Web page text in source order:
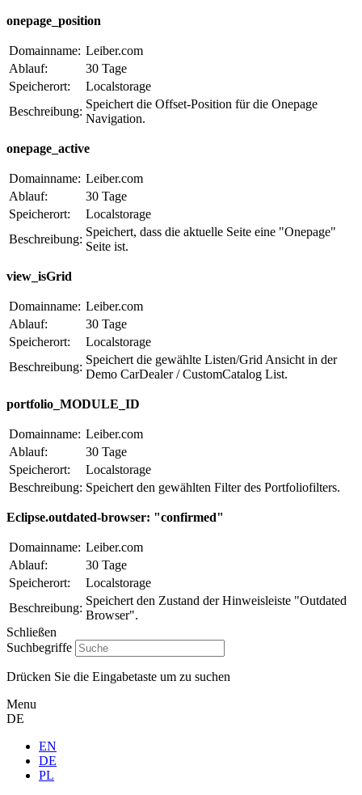
onepage_position
Domainname: Leiber.com
Ablauf:
30 Tage
Speicherort:
Localstorage
Beschreibung:
Speichert die Offset-Position für die Onepage
Navigation.
onepage_active
Domainname: Leiber.com
Ablauf:
30 Tage
Speicherort:
Localstorage
Beschreibung:
Speichert, dass die aktuelle Seite eine "Onepage"
Seite ist.
view_isGrid
Domainname: Leiber.com
Ablauf:
30 Tage
Speicherort:
Localstorage
Beschreibung:
Speichert die gewählte Listen/Grid Ansicht in der
Demo CarDealer / CustomCatalog List.
portfolio_MODULE_ID
Domainname: Leiber.com
Ablauf:
30 Tage
Speicherort:
Localstorage
Beschreibung: Speichert den gewählten Filter des Portfoliofilters.
Eclipse.outdated-browser: "confirmed"
Domainname: Leiber.com
Ablauf:
30 Tage
Speicherort:
Localstorage
Beschreibung:
Speichert den Zustand der Hinweisleiste "Outdated
Browser".
Schließen
Suchbegriffe
Drücken Sie die Eingabetaste um zu suchen
Menu
DE
EN
DE
PL